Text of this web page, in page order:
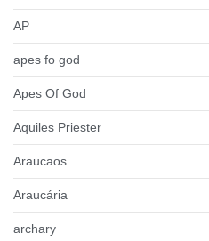
AP
apes fo god
Apes Of God
Aquiles Priester
Araucaos
Araucária
archary